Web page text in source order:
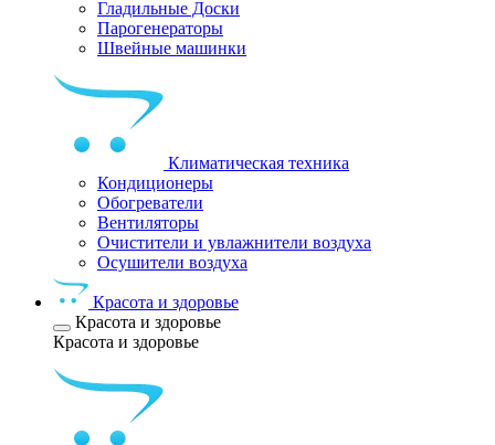
Гладильные Доски
Парогенераторы
Швейные машинки
Климатическая техника
Кондиционеры
Обогреватели
Вентиляторы
Очистители и увлажнители воздуха
Осушители воздуха
Красота и здоровье
Красота и здоровье
Красота и здоровье